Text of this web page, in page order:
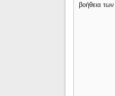
βοήθεια